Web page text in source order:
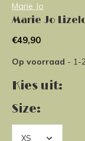
Marie Jo
Marie Jo
€49,90
Op voorraad - 1-
Kies uit:
Size: